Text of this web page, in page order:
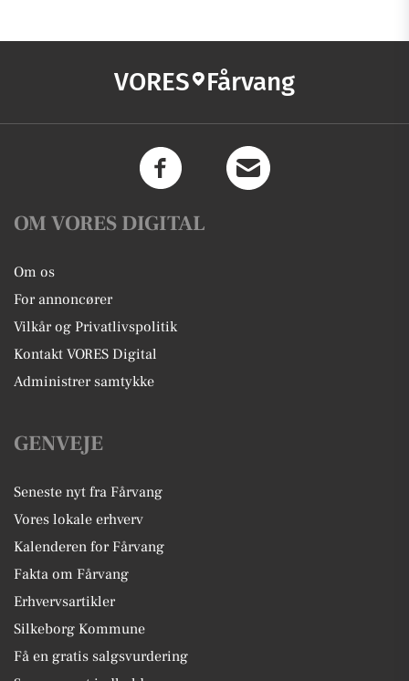
VORES Fårvang
OM VORES DIGITAL
Om os
For annoncører
Vilkår og Privatlivspolitik
Kontakt VORES Digital
Administrer samtykke
GENVEJE
Seneste nyt fra Fårvang
Vores lokale erhverv
Kalenderen for Fårvang
Fakta om Fårvang
Erhvervsartikler
Silkeborg Kommune
Få en gratis salgsvurdering